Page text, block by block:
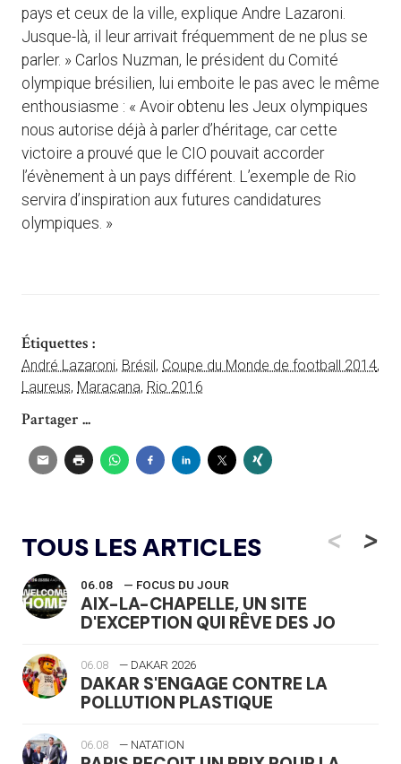
pays et ceux de la ville, explique Andre Lazaroni.
Jusque-là, il leur arrivait fréquemment de ne plus se
parler. » Carlos Nuzman, le président du Comité
olympique brésilien, lui emboite le pas avec le même
enthousiasme : « Avoir obtenu les Jeux olympiques
nous autorise déjà à parler d’héritage, car cette
victoire a prouvé que le CIO pouvait accorder
l’évènement à un pays différent. L’exemple de Rio
servira d’inspiration aux futures candidatures
olympiques. »
Étiquettes :
André Lazaroni, Brésil , Coupe du Monde de football 2014,
Laureus, Maracana, Rio 2016
Partager ...
TOUS LES ARTICLES <
06.08 — FOCUS DU JOUR
AIX-LA-CHAPELLE, UN SITE
D'EXCEPTION QUI RÊVE DES JO
06.08 — DAKAR 2026
DAKAR S'ENGAGE CONTRE LA
POLLUTION PLASTIQUE
06.08 — NATATION
>